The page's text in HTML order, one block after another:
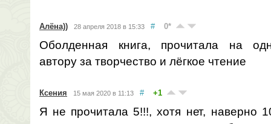
Алёна)) 28 апреля 2018 в 15:33 # 0*
Оболденная книга, прочитала на
автору за творчество и лёгкое чтение
Ксения 15 мая 2020 в 11:13 # +1
Я не прочитала 5!!!, хотя нет, наверно